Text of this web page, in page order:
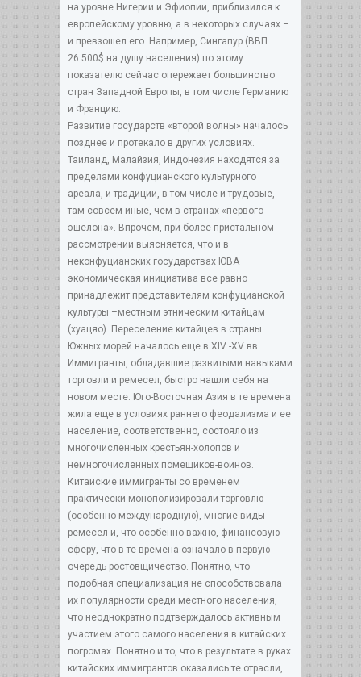
на уровне Нигерии и Эфиопии, приблизился к
европейскому уровню, а в некоторых случаях –
и превзошел его. Например, Сингапур (ВВП
26.500$ на душу населения) по этому
показателю сейчас опережает большинство
стран Западной Европы, в том числе Германию
и Францию.
Развитие государств «второй волны» началось
позднее и протекало в других условиях.
Таиланд, Малайзия, Индонезия находятся за
пределами конфуцианского культурного
ареала, и традиции, в том числе и трудовые,
там совсем иные, чем в странах «первого
эшелона». Впрочем, при более пристальном
рассмотрении выясняется, что и в
неконфуцианских государствах ЮВА
экономическая инициатива все равно
принадлежит представителям конфуцианской
культуры –местным этническим китайцам
(хуацяо). Переселение китайцев в страны
Южных морей началось еще в XIV -XV вв.
Иммигранты, обладавшие развитыми навыками
торговли и ремесел, быстро нашли себя на
новом месте. Юго-Восточная Азия в те времена
жила еще в условиях раннего феодализма и ее
население, соответственно, состояло из
многочисленных крестьян-холопов и
немногочисленных помещиков-воинов.
Китайские иммигранты со временем
практически монополизировали торговлю
(особенно международную), многие виды
ремесел и, что особенно важно, финансовую
сферу, что в те времена означало в первую
очередь ростовщичество. Понятно, что
подобная специализация не способствовала
их популярности среди местного населения,
что неоднократно подтверждалось активным
участием этого самого населения в китайских
погромах. Понятно и то, что в результате в руках
китайских иммигрантов оказались те отрасли,